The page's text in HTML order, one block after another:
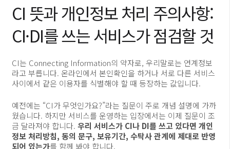
CI 뜻과 개인정보 처리 주의사항:
CI·DI를 쓰는 서비스가 점검할 것
CI는 Connecting Information의 약자로, 우리말로는 연계정보
라고 부릅니다. 온라인에서 본인확인을 하거나 서로 다른 서비스
사이에서 같은 이용자를 식별해야 할 때 등장하는 값입니다.
예전에는 “CI가 무엇인가요?”라는 질문이 주로 개념 설명에 가까
웠습니다. 하지만 서비스를 운영하는 입장에서는 이제 질문이 조
금 달라져야 합니다. 우리 서비스가 CI나 DI를 쓰고 있다면 개인
정보 처리방침, 동의 문구, 보유기간, 수탁사 관계에 제대로 반영
되어 있는가를 함께 봐야 합니다.